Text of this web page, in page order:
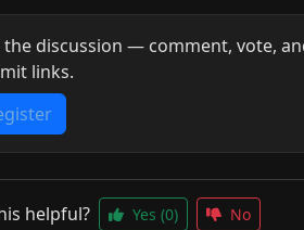
the discussion — comment, vote,
links.
helpful? Yes (0) No